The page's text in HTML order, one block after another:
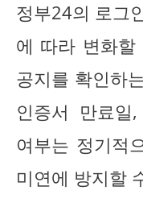
정부24의 로그
에 따라 변화할
공지를 확인하
인증서 만료일
여부는 정기적
미연에 방지할